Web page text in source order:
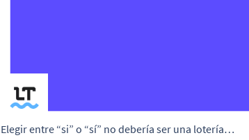
Elegir entre “si” o “sí” no debería ser una lotería…